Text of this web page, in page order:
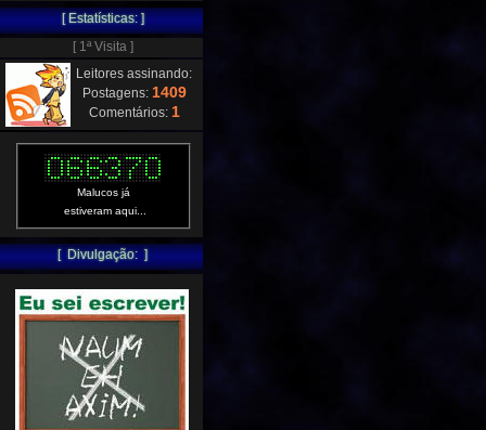
[ Estatísticas: ]
[ 1ª Visita ]
Leitores assinando:
Postagens: 1409
Comentários: 1
Malucos já
estiveram aqui...
[ Divulgação: ]